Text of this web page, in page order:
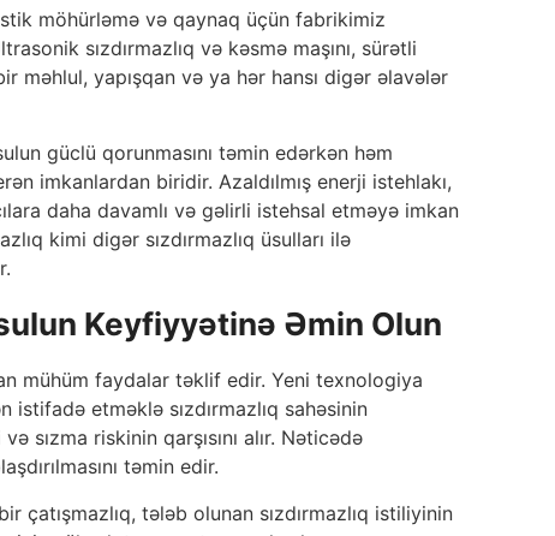
möhürləmə və qaynaq üçün fabrikimiz
sızdırmazlıq və kəsmə maşını, sürətli
yapışqan və ya hər hansı digər əlavələr
güclü qorunmasını təmin edərkən həm
imkanlardan biridir. Azaldılmış enerji istehlakı,
daha davamlı və gəlirli istehsal etməyə imkan
kimi digər sızdırmazlıq üsulları ilə
Keyfiyyətinə Əmin Olun
mühüm faydalar təklif edir. Yeni texnologiya
istifadə etməklə sızdırmazlıq sahəsinin
sızma riskinin qarşısını alır. Nəticədə
təmin edir.
çatışmazlıq, tələb olunan sızdırmazlıq istiliyinin